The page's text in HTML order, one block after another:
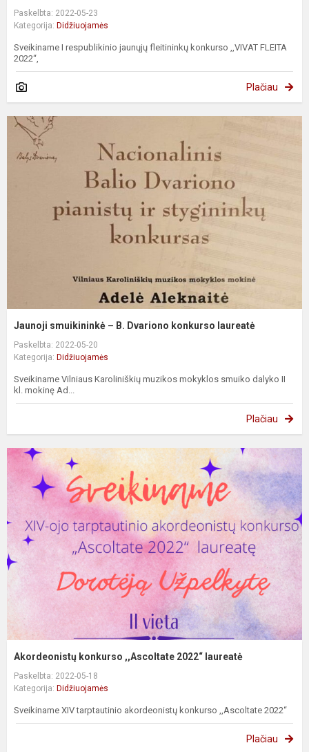
Paskelbta: 2022-05-23
Kategorija: Didžiuojamės
Sveikiname I respublikinio jaunųjų fleitininkų konkurso ,,VIVAT FLEITA
2022“,
Plačiau
Jaunoji smuikininkė – B. Dvariono konkurso laureatė
Paskelbta: 2022-05-20
Kategorija: Didžiuojamės
Sveikiname Vilniaus Karoliniškių muzikos mokyklos smuiko dalyko II
kl. mokinę Ad...
Plačiau
Akordeonistų konkurso ,,Ascoltate 2022“ laureatė
Paskelbta: 2022-05-18
Kategorija: Didžiuojamės
Sveikiname XIV tarptautinio akordeonistų konkurso ,,Ascoltate 2022“
Plačiau